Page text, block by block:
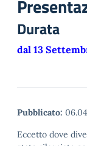
Durata
dal 13
Pubblicato:
Eccetto dove